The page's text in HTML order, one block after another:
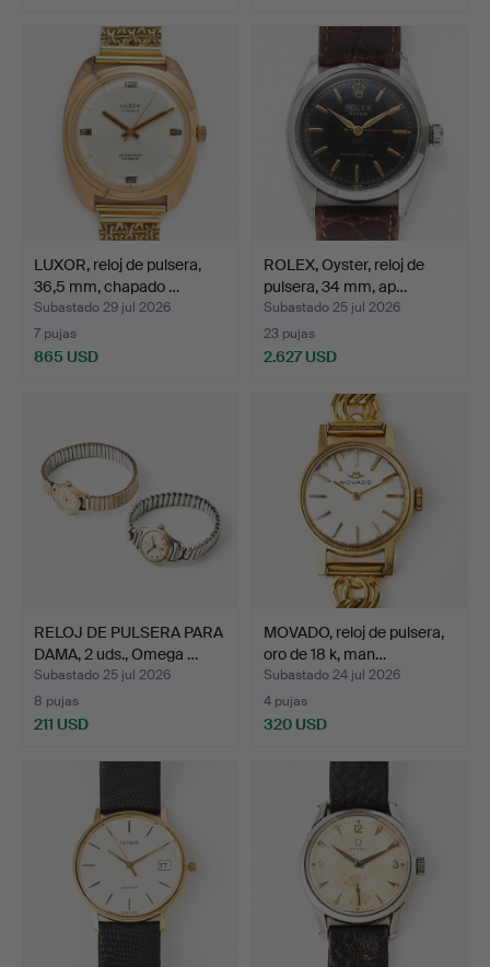
LUXOR, reloj de pulsera,
36,5 mm, chapado …
Subastado 29 jul 2026
7 pujas
865 USD
ROLEX, Oyster, reloj de
pulsera, 34 mm, ap…
Subastado 25 jul 2026
23 pujas
2.627 USD
RELOJ DE PULSERA PARA
DAMA, 2 uds., Omega …
Subastado 25 jul 2026
8 pujas
211 USD
MOVADO, reloj de pulsera,
oro de 18 k, man…
Subastado 24 jul 2026
4 pujas
320 USD